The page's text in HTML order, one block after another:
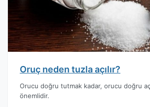
Oruç neden tuzla açılır?
Orucu doğru tutmak kadar, orucu doğru
önemlidir.